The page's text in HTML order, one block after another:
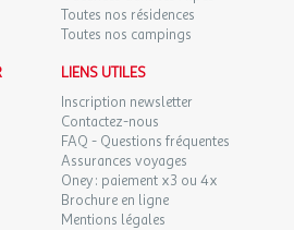
semi-couverte.
plaques de cuisson, micro-
vaisselle
Retour le
Retour le
Toutes nos résidences
Toutes nos campings
LIENS UTILES
Inscription newsletter
Contactez-nous
FAQ - Questions fréquentes
Assurances voyages
Oney : paiement x3 ou 4x
Brochure en ligne
Mentions légales